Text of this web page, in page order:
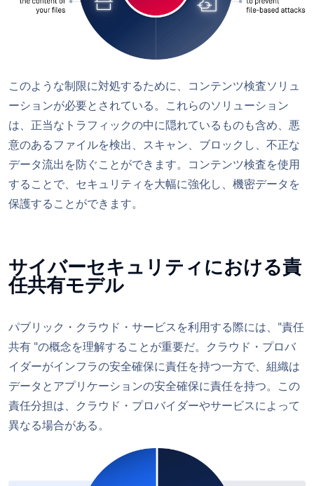
このような制限に対処するために、コンテンツ検査ソリュ
ーションが必要とされている。これらのソリューション
は、正当なトラフィックの中に隠れているものも含め、悪
意のあるファイルを検出、スキャン、ブロックし、不正な
データ流出を防ぐことができます。コンテンツ検査を使用
することで、セキュリティを大幅に強化し、機密データを
保護することができます。
サイバーセキュリティにおける責
任共有モデル
パブリック・クラウド・サービスを利用する際には、"責任
共有 "の概念を理解することが重要だ。クラウド・プロバ
イダーがインフラの安全確保に責任を持つ一方で、組織は
データとアプリケーションの安全確保に責任を持つ。この
責任分担は、クラウド・プロバイダーやサービスによって
異なる場合がある。